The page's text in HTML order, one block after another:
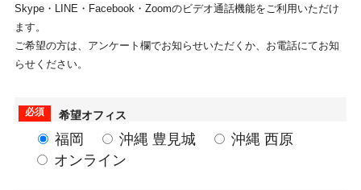
Skype・LINE・Facebook・Zoomのビデオ通話機能をご利用いただけ
ます。
ご希望の方は、アンケート欄でお知らせいただくか、お電話にてお知
らせください。
希望オフィス
必須
福岡 沖縄 豊見城
沖縄 西原
オンライン